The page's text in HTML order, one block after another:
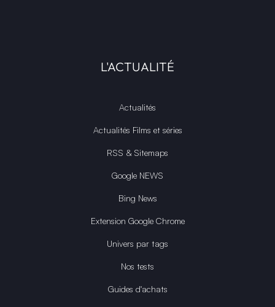
L'ACTUALITÉ
Actualités
Actualités Films et séries
RSS & Sitemaps
Google NEWS
Bing News
Extension Google Chrome
Univers par tags
Nos tests
Guides d'achats